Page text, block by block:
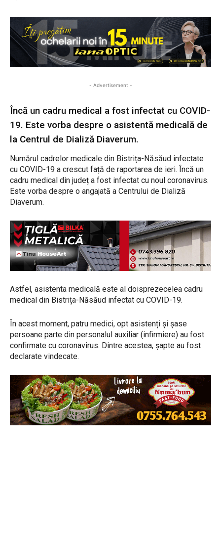
- Advertisement -
Încă un cadru medical a fost infectat cu COVID-
19. Este vorba despre o asistentă medicală de
la Centrul de Dializă Diaverum.
Numărul cadrelor medicale din Bistrița-Năsăud infectate
cu COVID-19 a crescut față de raportarea de ieri. Încă un
cadru medical din județ a fost infectat cu noul coronavirus.
Este vorba despre o angajată a Centrului de Dializă
Diaverum.
Astfel, asistenta medicală este al doisprezecelea cadru
medical din Bistrița-Năsăud infectat cu COVID-19.
În acest moment, patru medici, opt asistenți și șase
persoane parte din personalul auxiliar (infirmiere) au fost
confirmate cu coronavirus. Dintre acestea, șapte au fost
declarate vindecate.